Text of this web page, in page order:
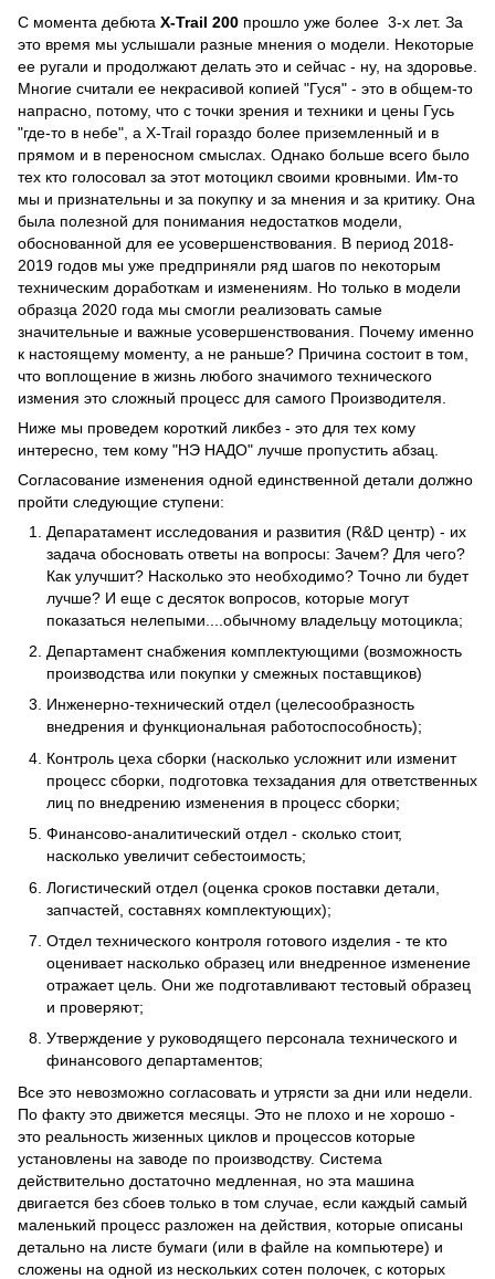
С момента дебюта X-Trail 200 прошло уже более 3-х лет. За
это время мы услышали разные мнения о модели. Некоторые
ее ругали и продолжают делать это и сейчас - ну, на здоровье.
Многие считали ее некрасивой копией "Гуся" - это в общем-то
напрасно, потому, что с точки зрения и техники и цены Гусь
"где-то в небе", а X-Trail гораздо более приземленный и в
прямом и в переносном смыслах. Однако больше всего было
тех кто голосовал за этот мотоцикл своими кровными. Им-то
мы и признательны и за покупку и за мнения и за критику. Она
была полезной для понимания недостатков модели,
обоснованной для ее усовершенствования. В период 2018-
2019 годов мы уже предприняли ряд шагов по некоторым
техническим доработкам и изменениям. Но только в модели
образца 2020 года мы смогли реализовать самые
значительные и важные усовершенствования. Почему именно
к настоящему моменту, а не раньше? Причина состоит в том,
что воплощение в жизнь любого значимого технического
измения это сложный процесс для самого Производителя.
Ниже мы проведем короткий ликбез - это для тех кому
интересно, тем кому "НЭ НАДО" лучше пропустить абзац.
Согласование изменения одной единственной детали должно
пройти следующие ступени:
Депаратамент исследования и развития (R&D центр) - их
задача обосновать ответы на вопросы: Зачем? Для чего?
Как улучшит? Насколько это необходимо? Точно ли будет
лучше? И еще с десяток вопросов, которые могут
показаться нелепыми....обычному владельцу мотоцикла;
Департамент снабжения комплектующими (возможность
производства или покупки у смежных поставщиков)
Инженерно-технический отдел (целесообразность
внедрения и функциональная работоспособность);
Контроль цеха сборки (насколько усложнит или изменит
процесс сборки, подготовка техзадания для ответственных
лиц по внедрению изменения в процесс сборки;
Финансово-аналитический отдел - сколько стоит,
насколько увеличит себестоимость;
Логистический отдел (оценка сроков поставки детали,
запчастей, составнях комплектующих);
Отдел технического контроля готового изделия - те кто
оценивает насколько образец или внедренное изменение
отражает цель. Они же подготавливают тестовый образец
и проверяют;
Утверждение у руководящего персонала технического и
финансового департаментов;
Все это невозможно согласовать и утрясти за дни или недели.
По факту это движется месяцы. Это не плохо и не хорошо -
это реальность жизенных циклов и процессов которые
установлены на заводе по производству. Система
действительно достаточно медленная, но эта машина
двигается без сбоев только в том случае, если каждый самый
маленький процесс разложен на действия, которые описаны
детально на листе бумаги (или в файле на компьютере) и
сложены на одной из нескольких сотен полочек, с которых